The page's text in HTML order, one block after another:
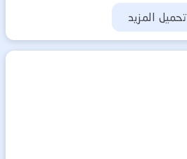
تحميل المزيد